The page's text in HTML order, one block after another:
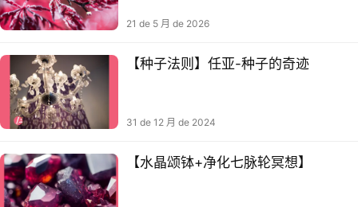
21 de 5 月 de 2026
【种子法则】任亚-种子的奇迹
31 de 12 月 de 2024
【水晶颂钵+净化七脉轮冥想】